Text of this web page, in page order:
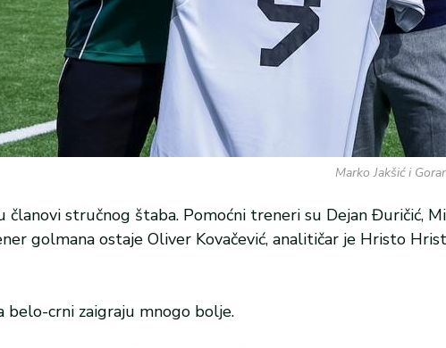
Marko Jakšić i
članovi stručnog štaba. Pomoćni treneri su Dejan Đuričić,
golmana ostaje Oliver Kovačević, analitičar je Hristo
belo-crni zaigraju mnogo bolje.